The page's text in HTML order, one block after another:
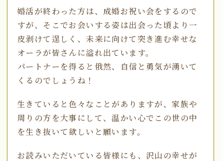
婚活が終わった方は、成婚お祝い会をするので
すが、そこでお会いする姿は出会った頃より一
皮剥けて逞しく、未来に向けて突き進む幸せな
オーラが皆さんに溢れ出ています。
パートナーを得ると俄然、自信と勇気が湧いて
くるのでしょうね！
生きていると色々なことがありますが、家族や
周りの方を大事にして、温かい心でこの世の中
を生き抜いて欲しいと願います。
お読みいただいている皆様にも、沢山の幸せが